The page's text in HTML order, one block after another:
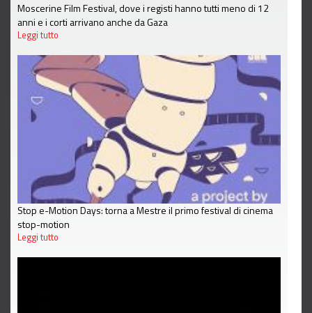
Moscerine Film Festival, dove i registi hanno tutti meno di 12
anni e i corti arrivano anche da Gaza
Leggi tutto
Stop e-Motion Days: torna a Mestre il primo festival di cinema
stop-motion
Leggi tutto